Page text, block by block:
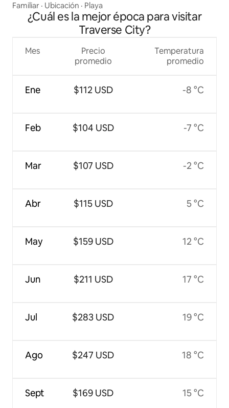
Familiar · Ubicación · Playa
¿Cuál es la mejor época para visitar
Traverse City?
Mes
Ene
Feb
Mar
Abr
May
Jun
Jul
Ago
Sept
Precio
promedio
$112 USD
$104 USD
$107 USD
$115 USD
$159 USD
$211 USD
$283 USD
$247 USD
$169 USD
Temperatura
promedio
-8 °C
-7 °C
-2 °C
5 °C
12 °C
17 °C
19 °C
18 °C
15 °C